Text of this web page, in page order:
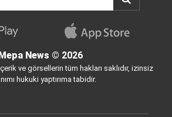
News © 2026
ve görsellerin tüm hakları saklıdır, izinsiz
hukuki yaptırıma tabidir.